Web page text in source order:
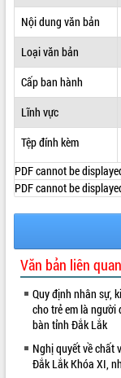
QUY HOẠCH - KẾ HOẠCH
VIDEO
Nội dung văn bản
Loại văn bản
Cấp ban hành
Lĩnh vực
Tệp đính kèm
PDF cannot be
PDF cannot be
Văn bản liên quan
Quy định nhân sự,
cho trẻ em là
bàn tỉnh Đắk Lắk
Nghị quyết về chất
Đắk Lắk Khóa XI,